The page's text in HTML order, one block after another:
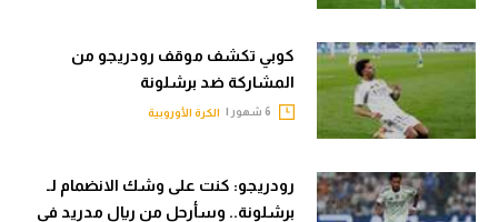
كوبي تكشف موقف رودريجو من
المشاركة ضد برشلونة
الكرة الأوروبية
رودريجو: كنت على وشك الانضمام لـ
برشلونة.. وسأرحل من ريال مدريد في